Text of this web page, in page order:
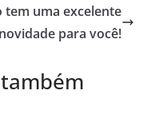
tem uma excelente
novidade para você!